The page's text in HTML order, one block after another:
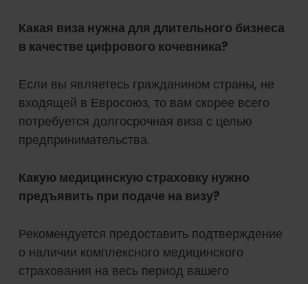
Какая виза нужна для длительного бизнеса
в качестве цифрового кочевника?
Если вы являетесь гражданином страны, не
входящей в Евросоюз, то вам скорее всего
потребуется долгосрочная виза с целью
предпринимательства.
Какую медицинскую страховку нужно
предъявить при подаче на визу?
Рекомендуется предоставить подтверждение
о наличии комплексного медицинского
страхования на весь период вашего